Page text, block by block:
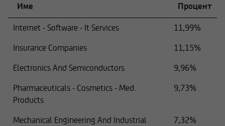
Име
Процент
Internet - Software - It Services
11,99%
Insurance Companies
11,15%
Electronics And Semiconductors
9,96%
Pharmaceuticals - Cosmetics - Med.
Products
9,73%
Mechanical Engineering And Industrial
7,32%